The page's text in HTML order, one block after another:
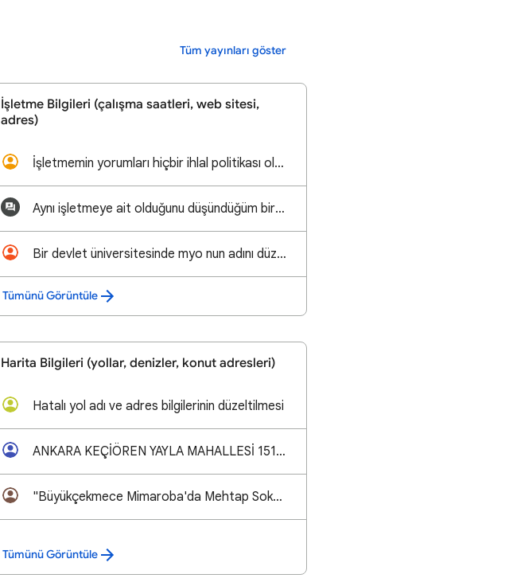
Tüm yayınları göster
İşletme Bilgileri (çalışma saatleri, web sitesi,
adres)
İşletmemin yorumları hiçbir ihlal politikası olmaksızın siliniyor.
Aynı işletmeye ait olduğunu düşündüğüm birden fazla Google İşletme Profili hakkında yardım
Bir devlet üniversitesinde myo nun adını düzenliyorum neden kabul edilmiyor?
Tümünü Görüntüle
Harita Bilgileri (yollar, denizler, konut adresleri)
Hatalı yol adı ve adres bilgilerinin düzeltilmesi
ANKARA KEÇİÖREN YAYLA MAHALLESİ 1513. SOKAK İSİMLENDİRME HATASI
"Büyükçekmece Mimaroba'da Mehtap Sokak, Mehtap 2 Sokak olarak düzeltilmeli
Tümünü Görüntüle